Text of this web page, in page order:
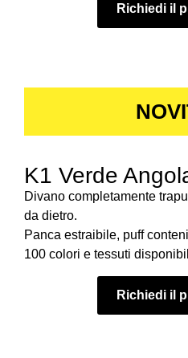
Richiedi il
K1 Verde
Divano completamente
da dietro.
Panca estraibile, puff
100 colori e tessuti
Richiedi il